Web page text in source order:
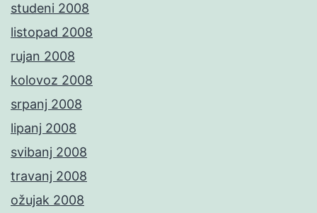
studeni 2008
listopad 2008
rujan 2008
kolovoz 2008
srpanj 2008
lipanj 2008
svibanj 2008
travanj 2008
ožujak 2008